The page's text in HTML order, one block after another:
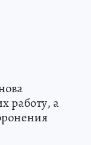
работу, а